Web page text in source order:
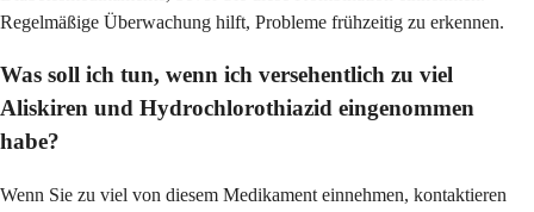
Regelmäßige Überwachung hilft, Probleme frühzeitig zu erkennen.
Was soll ich tun, wenn ich versehentlich zu viel
Aliskiren und Hydrochlorothiazid eingenommen
habe?
Wenn Sie zu viel von diesem Medikament einnehmen, kontaktieren